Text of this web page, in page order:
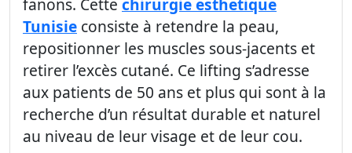
fanons. Cette chirurgie esthetique
Tunisie consiste à retendre la peau,
repositionner les muscles sous-jacents et
retirer l’excès cutané. Ce lifting s’adresse
aux patients de 50 ans et plus qui sont à la
recherche d’un résultat durable et naturel
au niveau de leur visage et de leur cou.